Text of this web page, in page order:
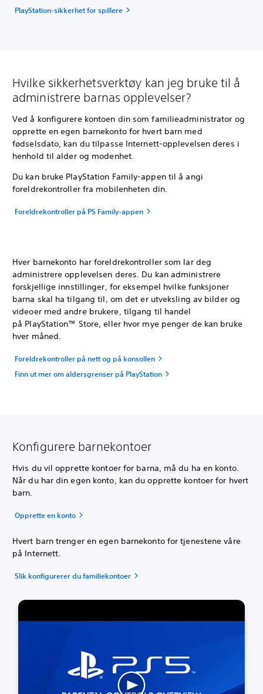
PlayStation-sikkerhet for spillere
Hvilke sikkerhetsverktøy kan jeg bruke til å
administrere barnas opplevelser?
Ved å konfigurere kontoen din som familieadministrator og
opprette en egen barnekonto for hvert barn med
fødselsdato, kan du tilpasse Internett-opplevelsen deres i
henhold til alder og modenhet.
Du kan bruke PlayStation Family-appen til å angi
foreldrekontroller fra mobilenheten din.
Foreldrekontroller på PS Family-appen
Hver barnekonto har foreldrekontroller som lar deg
administrere opplevelsen deres. Du kan administrere
forskjellige innstillinger, for eksempel hvilke funksjoner
barna skal ha tilgang til, om det er utveksling av bilder og
videoer med andre brukere, tilgang til handel
på PlayStation™ Store, eller hvor mye penger de kan bruke
hver måned.
Foreldrekontroller på nett og på konsollen
Finn ut mer om aldersgrenser på PlayStation
Konfigurere barnekontoer
Hvis du vil opprette kontoer for barna, må du ha en konto.
Når du har din egen konto, kan du opprette kontoer for hvert
barn.
Opprette en konto
Hvert barn trenger en egen barnekonto for tjenestene våre
på Internett.
Slik konfigurerer du familiekontoer